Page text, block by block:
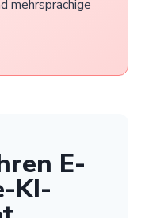
mehrsprachige
E-
KI-